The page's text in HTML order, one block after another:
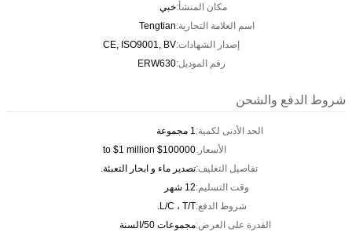
مكان المنشأ:خبي
اسم العلامة التجارية:Tengtian
إصدار الشهادات:CE, ISO9001, BV
رقم الموديل:ERW630
شروط الدفع والشحن
الحد الأدنى لكمية:1 مجموعة
الأسعار:$100000 to $1 million
تفاصيل التغليف:تصدير ماء و ابحار التعبئة.
وقت التسليم:12 شهر
شروط الدفع:L/C ، T/T.
القدرة على العرض:مجموعات 50/السنة